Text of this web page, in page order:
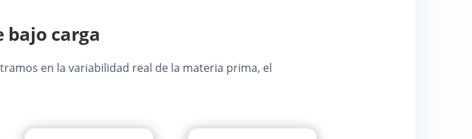
bajo carga
en la variabilidad real de la materia prima, el